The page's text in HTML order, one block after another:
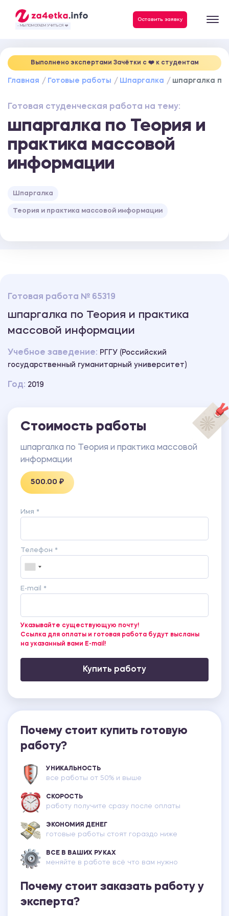
- МЫ ПОМОГАЕМ УЧИТЬСЯ ❤️
Оставить заявку
Выполнено экспертами Зачётки c ❤️ к студентам
Главная Готовые работы Шпаргалка шпаргалка по
Готовая студенческая работа на тему:
шпаргалка по Теория и
практика массовой
информации
Шпаргалка
Теория и практика массовой информации
Готовая работа № 65319
шпаргалка по Теория и практика
массовой информации
Учебное заведение: РГГУ (Российский
государственный гуманитарный университет)
Год: 2019
Стоимость работы
шпаргалка по Теория и практика массовой
информации
500.00 ₽
Имя *
Телефон *
E-mail *
Указывайте существующую почту!
Ссылка для оплаты и готовая работа будут высланы
на указанный вами E-mail!
Купить работу
Почему стоит купить готовую
работу?
УНИКАЛЬНОСТЬ
все работы от 50% и выше
СКОРОСТЬ
работу получите сразу после оплаты
ЭКОНОМИЯ ДЕНЕГ
готовые работы стоят гораздо ниже
ВСЕ В ВАШИХ РУКАХ
меняйте в работе всё что вам нужно
Почему стоит заказать работу у
эксперта?